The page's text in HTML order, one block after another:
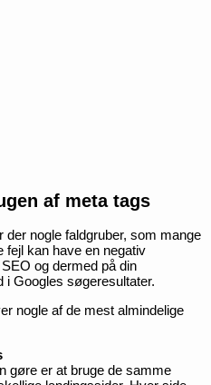
af meta tags
nogle faldgruber, som mange
fejl kan have en negativ
og dermed på din
Googles søgeresultater.
nogle af de mest almindelige
gøre er at bruge de samme